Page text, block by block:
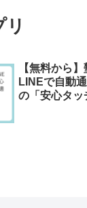
【無料から
LINEで自動
の「安心タッ